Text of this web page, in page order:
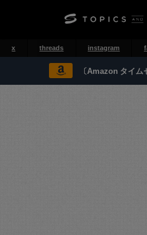
x threads instagram
〔Amazon タイム